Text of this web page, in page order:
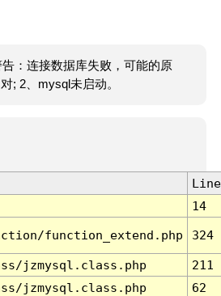
：连接数据库失败，可能的原
; 2、mysql未启动。
Line
14
function_extend.php 324
jzmysql.class.php
211
jzmysql.class.php
62